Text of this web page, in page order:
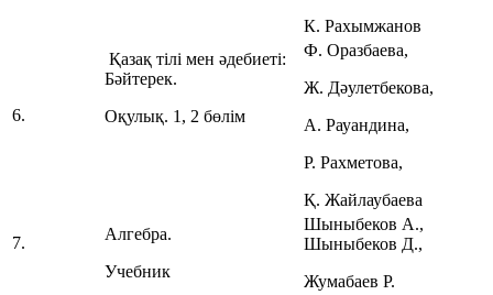
К. Рахымжанов
6.
Қазақ тілі мен әдебиеті:
Бәйтерек.
Оқулық. 1, 2 бөлім
Ф. Оразбаева,
Ж. Дәулетбекова,
А. Рауандина,
Р. Рахметова,
Қ. Жайлаубаева
7.
Алгебра.
Учебник
Шыныбеков А.,
Шыныбеков Д.,
Жумабаев Р.